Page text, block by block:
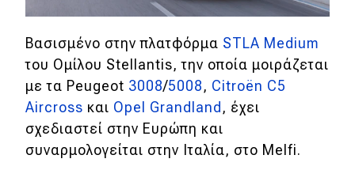
Συμβουλές
Χρηστικά
Συμβουλές
Βασισμένο στην πλατφόρμα STLA Medium
του Ομίλου Stellantis, την οποία μοιράζεται
με τα Peugeot 3008/5008, Citroën C5
Aircross και Opel Grandland, έχει
σχεδιαστεί στην Ευρώπη και
συναρμολογείται στην Ιταλία, στο Melfi.